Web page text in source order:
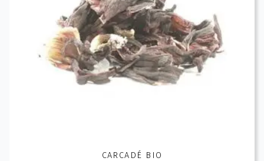
la
page
du
produit
CARCADÉ BIO